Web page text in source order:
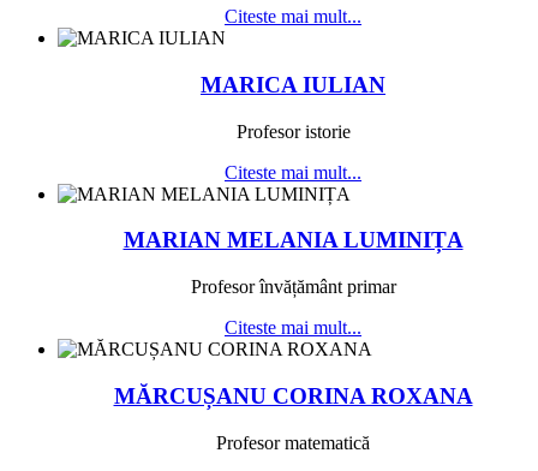
Citeste mai mult...
MARICA IULIAN
Profesor istorie
Citeste mai mult...
MARIAN MELANIA LUMINIȚA
Profesor învățământ primar
Citeste mai mult...
MĂRCUȘANU CORINA ROXANA
Profesor matematică